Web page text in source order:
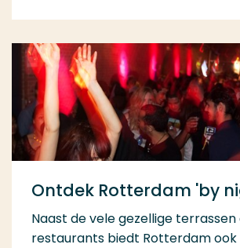
Ontdek Rotterdam 'by
Naast de vele gezellige terrassen
restaurants biedt Rotterdam